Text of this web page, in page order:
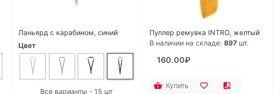
Ланьярд с карабином, синий
Цвет
Все варианты - 15 шт
Пуллер ремувка INTRO, желтый
В наличии на складе: 897 шт.
160.00₽
Купить